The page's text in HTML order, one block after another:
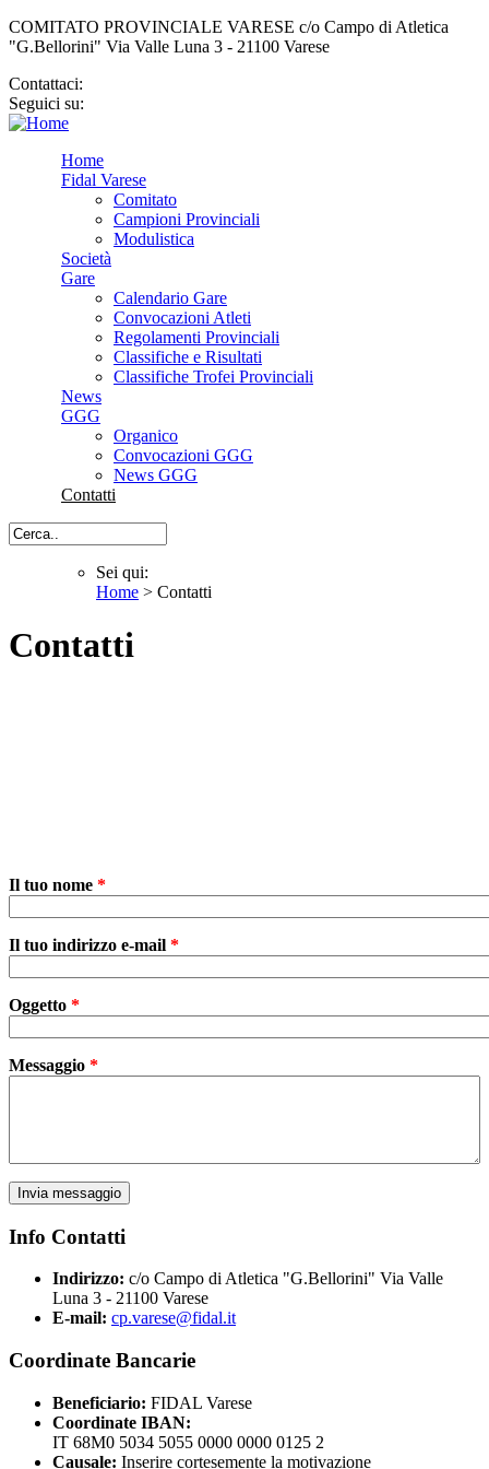
COMITATO PROVINCIALE VARESE c/o Campo di Atletica
"G.Bellorini" Via Valle Luna 3 - 21100 Varese
Contattaci:
Seguici su:
Home
Fidal Varese
Comitato
Campioni Provinciali
Modulistica
Società
Gare
Calendario Gare
Convocazioni Atleti
Regolamenti Provinciali
Classifiche e Risultati
Classifiche Trofei Provinciali
News
GGG
Organico
Convocazioni GGG
News GGG
Contatti
Cerca
Sei qui
Sei qui:
Home > Contatti
Contatti
Il tuo nome *
Il tuo indirizzo e-mail *
Oggetto *
Messaggio *
Info Contatti
Indirizzo: c/o Campo di Atletica "G.Bellorini" Via Valle
Luna 3 - 21100 Varese
E-mail: cp.varese@fidal.it
Coordinate Bancarie
Beneficiario: FIDAL Varese
Coordinate IBAN:
IT 68M0 5034 5055 0000 0000 0125 2
Causale: Inserire cortesemente la motivazione